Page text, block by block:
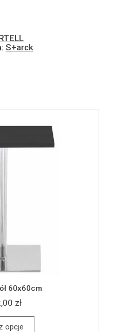
S+arck
60x60cm
zł
opcje